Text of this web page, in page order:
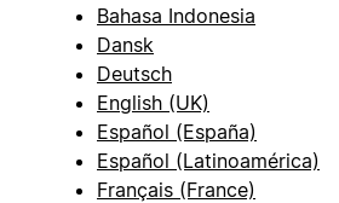
Bahasa Indonesia
Dansk
Deutsch
English (UK)
Español (España)
Español (Latinoamérica)
Français (France)